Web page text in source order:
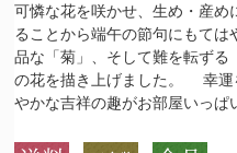
可憐な花を咲かせ、生め・産
ることから端午の節句にもては
品な「菊」、そして難を転ず
の花を描き上げました。 幸運
やかな吉祥の趣がお部屋いっぱ